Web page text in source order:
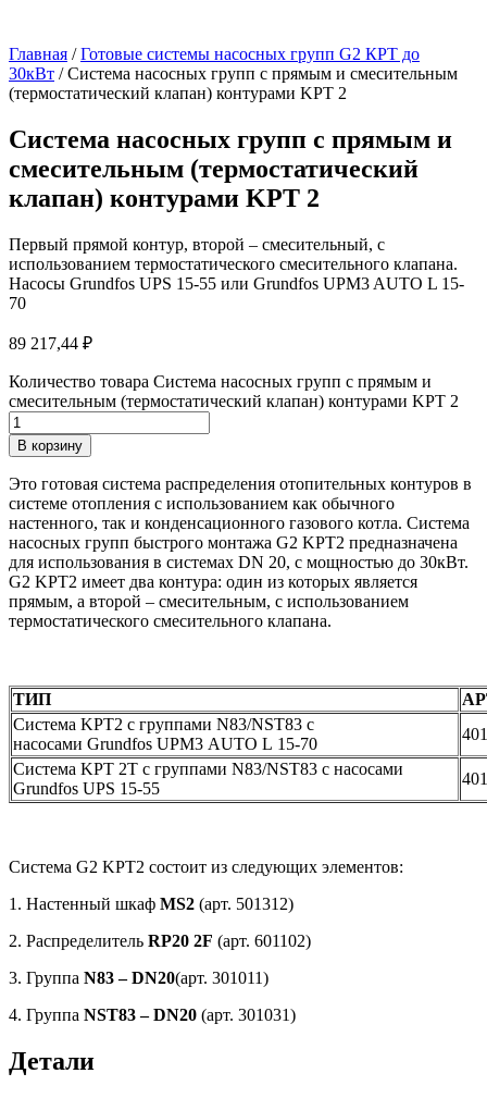
Главная /Готовые системы насосных групп G2 КРТ до
30кВт / Система насосных групп с прямым и смесительным
(термостатический клапан) контурами KPT 2
Система насосных групп с прямым и
смесительным (термостатический
клапан) контурами KPT 2
Первый прямой контур, второй – смесительный, с
использованием термостатического смесительного клапана.
Насосы Grundfos UPS 15-55 или Grundfos UPM3 AUTO L 15-
70
89 217,44 ₽
Количество товара Система насосных групп с прямым и
смесительным (термостатический клапан) контурами KPT 2
В корзину
Это готовая система распределения отопительных контуров в
системе отопления с использованием как обычного
настенного, так и конденсационного газового котла. Система
насосных групп быстрого монтажа G2 KPT2 предназначена
для использования в системах DN 20, с мощностью до 30кВт.
G2 KPT2 имеет два контура: один из которых является
прямым, а второй – смесительным, с использованием
термостатического смесительного клапана.
ТИП
Система KPT2 с группами N83/NST83 с
насосами Grundfos UPM3 AUTO L 15-70
Система KPT 2T с группами N83/NST83 с насосами
Grundfos UPS 15-55
Система G2 KPT2 состоит из следующих элементов:
1. Настенный шкаф MS2 (арт. 501312)
2. Распределитель RP20 2F (арт. 601102)
3. Группа N83 –DN20(арт. 301011)
4. Группа NST83 –DN20 (арт. 301031)
Детали